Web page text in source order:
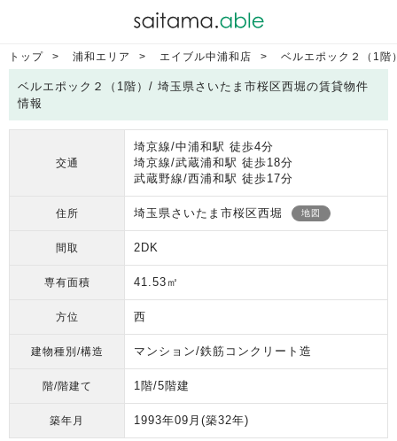
トップ 浦和エリア エイブル中浦和店 ベルエポック２（1階
ベルエポック２（1階）/ 埼玉県さいたま市桜区西堀の賃貸物件
情報
交通
埼京線/中浦和駅 徒歩4分
埼京線/武蔵浦和駅 徒歩18分
武蔵野線/西浦和駅 徒歩17分
住所 埼玉県さいたま市桜区西堀 地図
間取 2DK
専有面積 41.53㎡
方位 西
建物種別/構造 マンション/鉄筋コンクリート造
階/階建て 1階/5階建
築年月 1993年09月 (築32年)